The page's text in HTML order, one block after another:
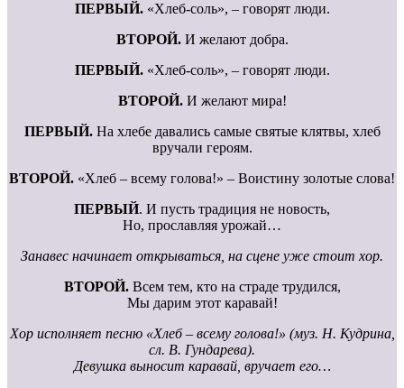
ПЕРВЫЙ.«Хлеб-соль», – говорят люди.
ВТОРОЙ.И желают добра.
ПЕРВЫЙ.«Хлеб-соль», – говорят люди.
ВТОРОЙ.И желают мира!
ПЕРВЫЙ.На хлебе давались самые святые клятвы, хлеб
вручали героям.
ВТОРОЙ. «Хлеб – всему голова!» – Воистину золотые слова!
ПЕРВЫЙ. И пусть традиция не новость,
Но, прославляя урожай…
Занавес начинает открываться, на сцене уже стоит хор.
ВТОРОЙ.Всем тем, кто на страде трудился,
Мы дарим этот каравай!
Хор исполняет песню «Хлеб – всему голова!» (муз. Н. Кудрина,
сл. В. Гундарева).
Девушка выносит каравай, вручает его…